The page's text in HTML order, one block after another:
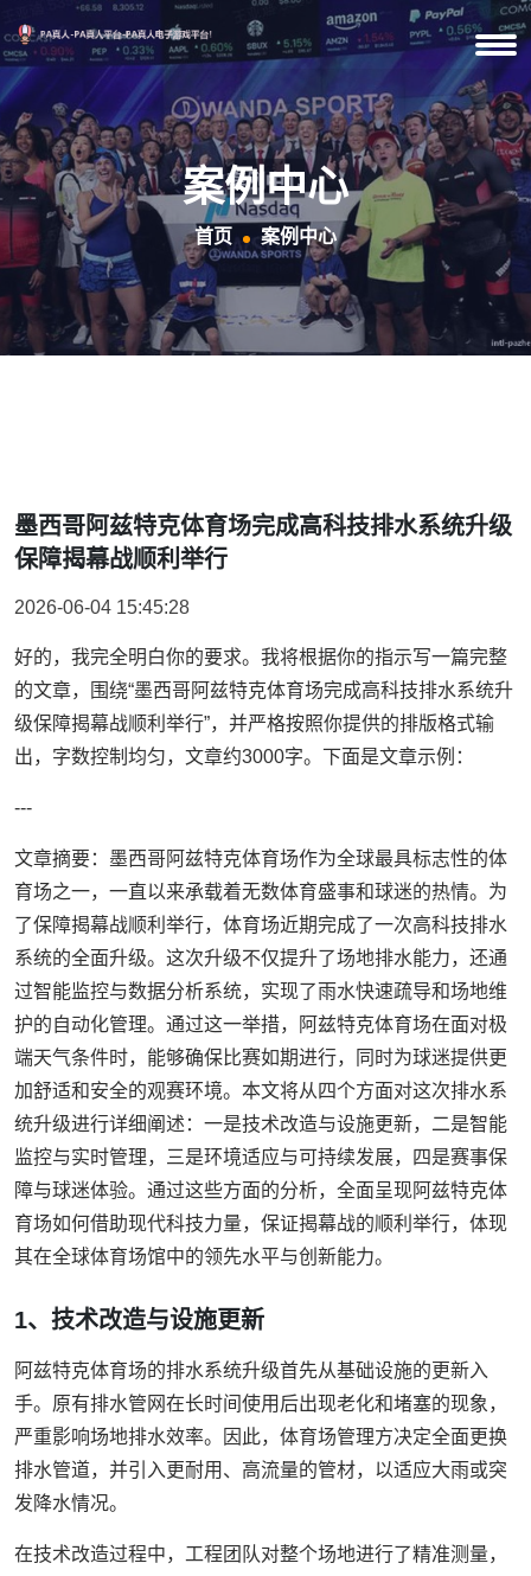
案例中心
首页 案例中心
墨西哥阿兹特克体育场完成高科技排水系统升级
保障揭幕战顺利举行
2026-06-04 15:45:28
好的，我完全明白你的要求。我将根据你的指示写一篇完整
的文章，围绕“墨西哥阿兹特克体育场完成高科技排水系统升
级保障揭幕战顺利举行”，并严格按照你提供的排版格式输
出，字数控制均匀，文章约3000字。下面是文章示例：
---
文章摘要：墨西哥阿兹特克体育场作为全球最具标志性的体
育场之一，一直以来承载着无数体育盛事和球迷的热情。为
了保障揭幕战顺利举行，体育场近期完成了一次高科技排水
系统的全面升级。这次升级不仅提升了场地排水能力，还通
过智能监控与数据分析系统，实现了雨水快速疏导和场地维
护的自动化管理。通过这一举措，阿兹特克体育场在面对极
端天气条件时，能够确保比赛如期进行，同时为球迷提供更
加舒适和安全的观赛环境。本文将从四个方面对这次排水系
统升级进行详细阐述：一是技术改造与设施更新，二是智能
监控与实时管理，三是环境适应与可持续发展，四是赛事保
障与球迷体验。通过这些方面的分析，全面呈现阿兹特克体
育场如何借助现代科技力量，保证揭幕战的顺利举行，体现
其在全球体育场馆中的领先水平与创新能力。
1、技术改造与设施更新
阿兹特克体育场的排水系统升级首先从基础设施的更新入
手。原有排水管网在长时间使用后出现老化和堵塞的现象，
严重影响场地排水效率。因此，体育场管理方决定全面更换
排水管道，并引入更耐用、高流量的管材，以适应大雨或突
发降水情况。
在技术改造过程中，工程团队对整个场地进行了精准测量，